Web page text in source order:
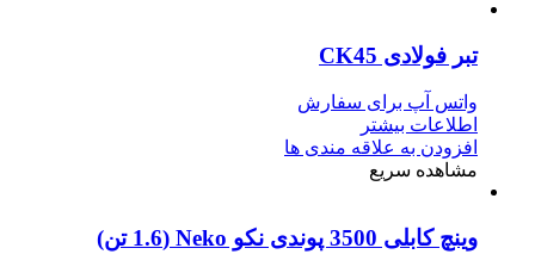
تبر فولادی CK45
واتس آپ برای سفارش
اطلاعات بیشتر
افزودن به علاقه مندی ها
مشاهده سریع
وینچ کابلی 3500 پوندی نکو Neko (1.6 تن)